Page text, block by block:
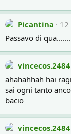
Picantina
12
Passavo di
vincecos.2484
ahahahhah hai
sai ogni tanto
bacio
vincecos.2484